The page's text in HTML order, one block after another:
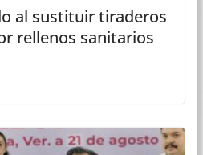
al sustituir tiraderos
rellenos sanitarios